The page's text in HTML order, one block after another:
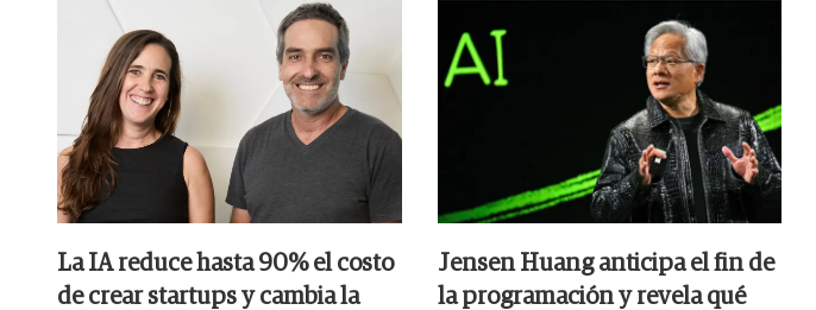
La IA reduce hasta 90% el costo
de crear startups y cambia la
Jensen Huang anticipa el fin de
la programación y revela qué